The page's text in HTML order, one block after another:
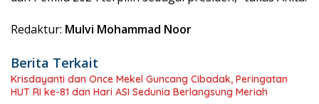
Redaktur: Mulvi Mohammad Noor
Berita Terkait
Krisdayanti dan Once Mekel Guncang Cibadak, Peringatan
HUT RI ke-81 dan Hari ASI Sedunia Berlangsung Meriah